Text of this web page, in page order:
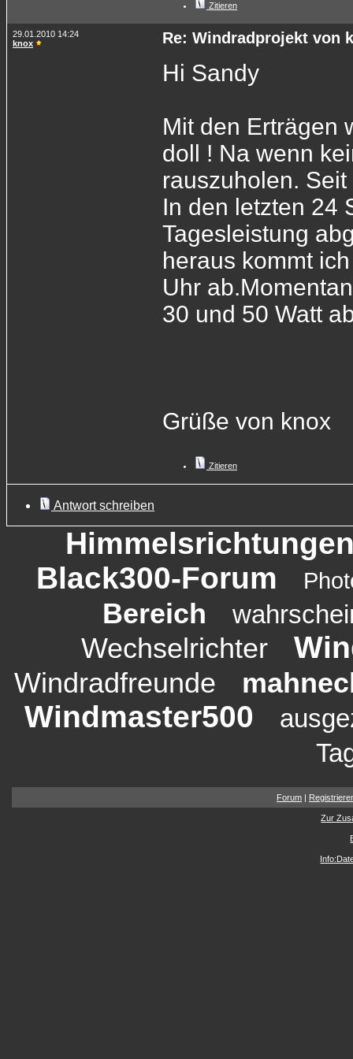
Zitieren
29.01.2010 14:24
knox
Re: Windradprojekt von
Hi Sandy
Mit den Erträgen
doll ! Na wenn
rauszuholen.
In den letzten 24
Tagesleistung
heraus kommt
Uhr
30 und 50 Watt
Grüße von knox
Zitieren
Antwort schreiben
Black300-Forum
Bereich
Wechselrichter
Windradfreunde
Windmaster500
Forum |
Zur